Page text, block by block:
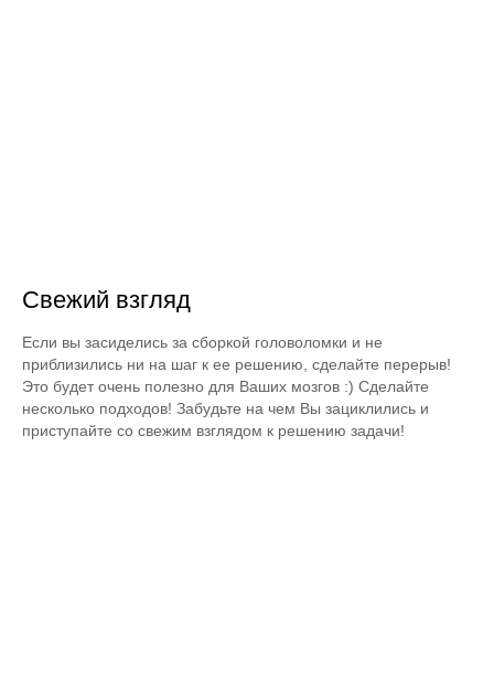
Свежий взгляд
Если вы засиделись за сборкой головоломки и не
приблизились ни на шаг к ее решению, сделайте перерыв!
Это будет очень полезно для Ваших мозгов :) Сделайте
несколько подходов! Забудьте на чем Вы зациклились и
приступайте со свежим взглядом к решению задачи!